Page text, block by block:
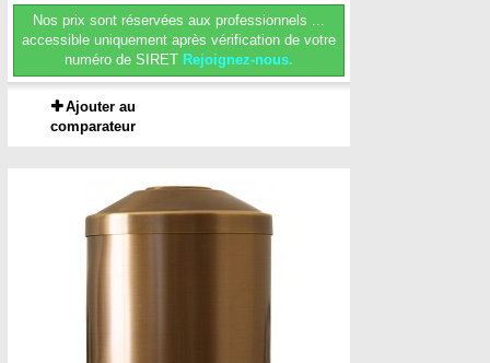
Nos prix sont réservées aux professionnels ...
accessible uniquement après vérification de votre
numéro de SIRET Rejoignez-nous.
Ajouter au
comparateur